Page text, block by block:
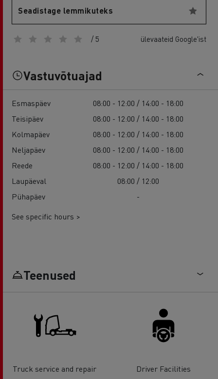
Seadistage lemmikuteks
/ 5 ülevaateid Google'ist
Vastuvõtuajad
Esmaspäev
08:00 - 12:00 / 14:00 - 18:00
Teisipäev
08:00 - 12:00 / 14:00 - 18:00
Kolmapäev
08:00 - 12:00 / 14:00 - 18:00
Neljapäev
08:00 - 12:00 / 14:00 - 18:00
Reede
08:00 - 12:00 / 14:00 - 18:00
Laupäeval
08:00 / 12:00
Pühapäev
-
See specific hours >
Teenused
Truck service and repair Driver Facilities